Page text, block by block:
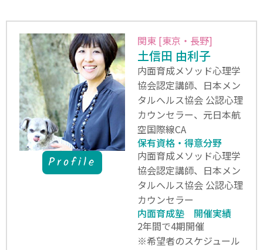
Profile
関東 [東京・長野]
土信田 由利子
内面育成メソッド心理学
協会認定講師、日本メン
タルへルス協会 公認心理
カウンセラー、元日本航
空国際線CA
保有資格・得意分野
内面育成メソッド心理学
協会認定講師、日本メン
タルへルス協会 公認心理
カウンセラー
内面育成塾 開催実績
2年間で4期開催
※希望者のスケジュール